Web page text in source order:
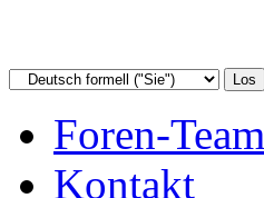
Foren-Team
Kontakt